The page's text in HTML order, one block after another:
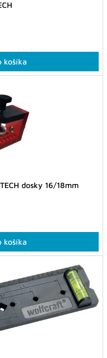
košíka
dosky 16/18mm
košíka